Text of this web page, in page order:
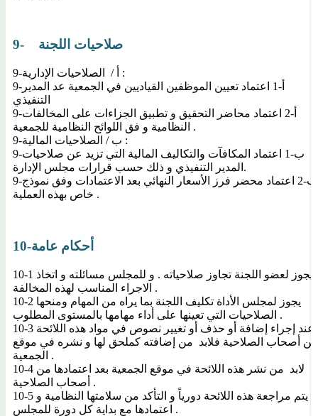
9-أ / الصلاحيات الإدارية :
9-أ-1 اعتماد تعيين الموظفين القياديين في الجمعية عد المدير
9-أ-2 اعتماد محاضر التحقيق و تطبيق الجزاءات على المخالفات
النظامية و فق اللوائح النظامية للجمعية .
9-ب / الصلاحيات المالية :
9-ب-1 اعتماد المكافآت والتكاليف المالية التي تزيد عن صلاحيات
المدير التنفيذي و ذلك حسب قرارات مجلس الإدارة.
9-ب-2 اعتماد محضر فرز الأسعار النهائي بعد الاعتمادات وفق نموذج
خاص بهذه العملية .
10-1 لايجوز لعضو اللجنة تجاوز صلاحياته . و للمجلس مسائلته و اتخاذ
الاجراء المناسب لهذه المخالفة .
10-2 يجوز لمجلس الأداة تكليف اللجنة بما يراه من المهام ومنحها
الصلاحيات التي تعينها على أداء مهامها بالمستوى المطلوب .
10-3 عند إجراء إضافة أو حذف أو تغيير نصوص في مواد هذه اللائحة
من أصحاب الصلاحية فلابد من إضافته كملحق لها و نشره في موقع
الجمعية .
10-4 لابد من نشر هذه اللائحة في موقع الجمعية بعد اعتمادها من
أصحاب الصلاحية .
10-5 يتم مراجعة هذه اللائحة دورياً و التأكد من سلامتها النظامية و
اعتمادها مع بداية كل دورة للمجلس .